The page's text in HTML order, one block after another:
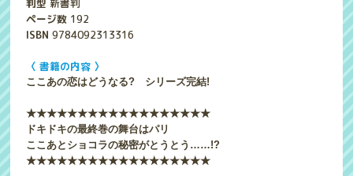
ページ数 192
ISBN9784092313316
〈 書籍の内容 〉
ここあの恋はどうなる? シリーズ完結!
★★★★★★★★★★★★★★★★★★
ドキドキの最終巻の舞台はパリ
ここあとショコラの秘密がとうとう……!?
★★★★★★★★★★★★★★★★★★